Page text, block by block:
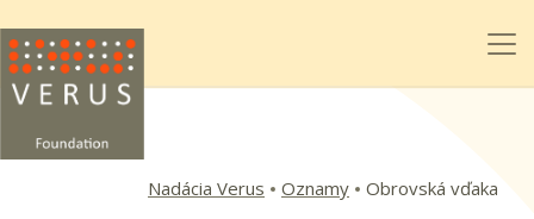
Nadácia Verus Oznamy Obrovská vďaka